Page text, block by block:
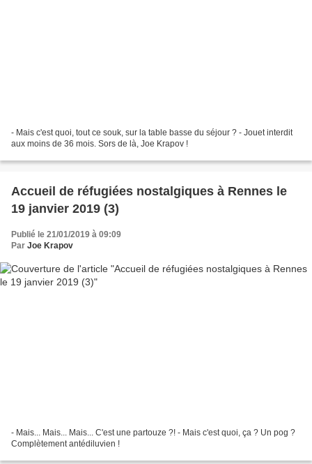
- Mais c'est quoi, tout ce souk, sur la table basse du séjour ? - Jouet interdit
aux moins de 36 mois. Sors de là, Joe Krapov !
Accueil de réfugiées nostalgiques à Rennes le
19 janvier 2019 (3)
Publié le 21/01/2019 à 09:09
Par Joe Krapov
- Mais... Mais... Mais... C'est une partouze ?! - Mais c'est quoi, ça ? Un pog ?
Complètement antédiluvien !